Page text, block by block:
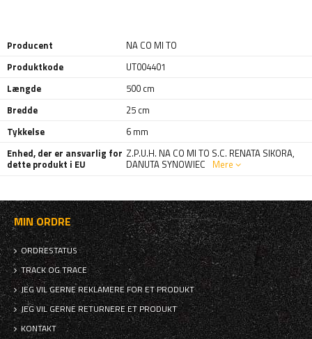
Producent
NA CO MI TO
Produktkode
UT004401
Længde
500 cm
Bredde
25 cm
Tykkelse
6 mm
Enhed, der er ansvarlig for
dette produkt i EU
Z.P.U.H. NA CO MI TO S.C. RENATA SIKORA,
DANUTA SYNOWIEC Mere
MIN ORDRE
ORDRESTATUS
TRACK OG TRACE
JEG VIL GERNE REKLAMERE FOR ET PRODUKT
JEG VIL GERNE RETURNERE ET PRODUKT
KONTAKT